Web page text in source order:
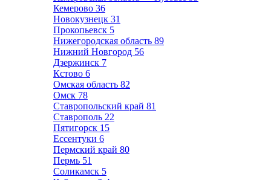
Кемерово 36
Новокузнецк 31
Прокопьевск 5
Нижегородская область 89
Нижний Новгород 56
Дзержинск 7
Кстово 6
Омская область 82
Омск 78
Ставропольский край 81
Ставрополь 22
Пятигорск 15
Ессентуки 6
Пермский край 80
Пермь 51
Соликамск 5